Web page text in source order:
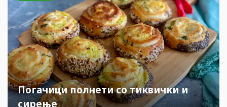
Погачици полнети со тиквички и
сирење